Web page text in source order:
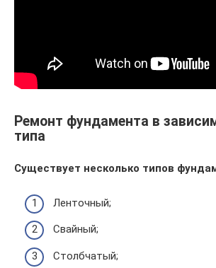
Ремонт фундамента в
типа
Существует несколько типов
Ленточный;
Свайный;
Столбчатый;